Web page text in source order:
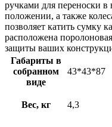
ручками для переноски в
положении, а также
позволяет катить сумку
расположена
защиты ваших
Габариты в
собранном
виде
43*43*87
Вес, кг 4,3